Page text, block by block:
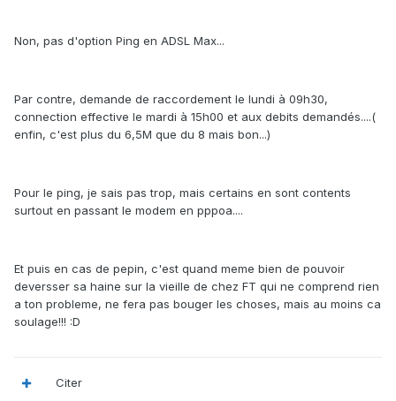
Non, pas d'option Ping en ADSL Max...
Par contre, demande de raccordement le lundi à 09h30,
connection effective le mardi à 15h00 et aux debits demandés....(
enfin, c'est plus du 6,5M que du 8 mais bon...)
Pour le ping, je sais pas trop, mais certains en sont contents
surtout en passant le modem en pppoa....
Et puis en cas de pepin, c'est quand meme bien de pouvoir
deversser sa haine sur la vieille de chez FT qui ne comprend rien
a ton probleme, ne fera pas bouger les choses, mais au moins ca
soulage!!! :D
Citer